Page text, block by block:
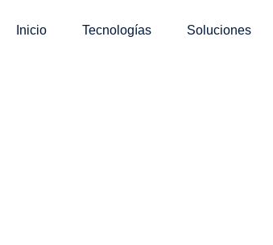
Inicio Tecnologías Soluciones